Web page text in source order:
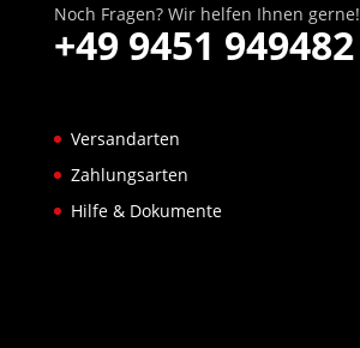
Noch Fragen? Wir helfen Ihnen gerne!
+49 9451 949482
Versandarten
Zahlungsarten
Hilfe & Dokumente